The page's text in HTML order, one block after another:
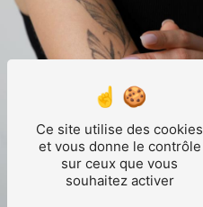
Ce site utilise des cookies
et vous donne le contrôle
sur ceux que vous
souhaitez activer